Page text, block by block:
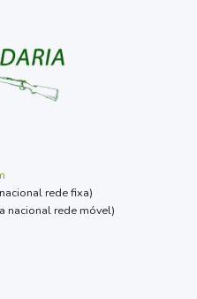
rede fixa)
nacional rede móvel)